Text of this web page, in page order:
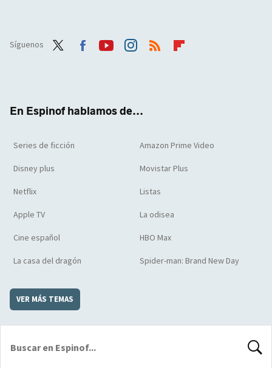
Síguenos
En Espinof hablamos de...
Series de ficción Amazon Prime Video
Disney plus Movistar Plus
Netflix Listas
Apple TV La odisea
Cine español HBO Max
La casa del dragón Spider-man: Brand New Day
VER MÁS TEMAS